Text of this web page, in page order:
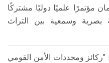
مؤتمرًا علميًا دوليًا مشتركًا
بصرية وسمعية بين التراث
ومحددات الأمن القومي